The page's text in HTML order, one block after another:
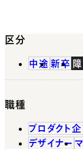
区分
中途 新卒
職種
プロダクト
デザイナー